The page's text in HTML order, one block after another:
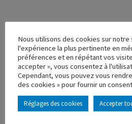
VOITURE
BMW 2000 POLIZEI
Réf. : 100406
Rupture de stock
Caractéristique principales :
Nous utilisons des cookies sur
l'expérience la plus pertinente en
préférences et en répétant vos
accepter », vous consentez à
Cependant, vous pouvez vous
des cookies » pour fournir un
Réglages des cookies Accepter